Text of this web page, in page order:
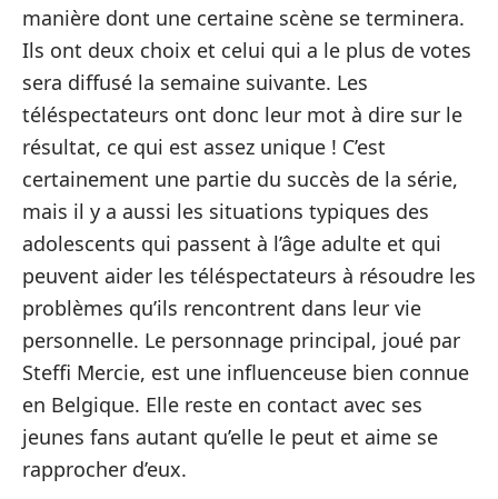
manière dont une certaine scène se terminera.
Ils ont deux choix et celui qui a le plus de votes
sera diffusé la semaine suivante. Les
téléspectateurs ont donc leur mot à dire sur le
résultat, ce qui est assez unique ! C’est
certainement une partie du succès de la série,
mais il y a aussi les situations typiques des
adolescents qui passent à l’âge adulte et qui
peuvent aider les téléspectateurs à résoudre les
problèmes qu’ils rencontrent dans leur vie
personnelle. Le personnage principal, joué par
Steffi Mercie, est une influenceuse bien connue
en Belgique. Elle reste en contact avec ses
jeunes fans autant qu’elle le peut et aime se
rapprocher d’eux.